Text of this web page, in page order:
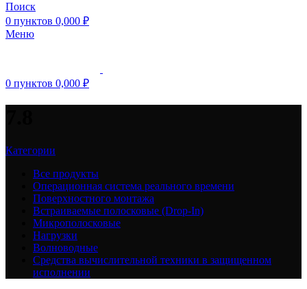
Поиск
0 пунктов 0,000 ₽
Меню
0 пунктов 0,000 ₽
Категории
Все продукты
Операционная система реального времени
Поверхностного монтажа
Встраиваемые полосковые (Drop-In)
Микрополосковые
Нагрузки
Волноводные
Средства вычислительной техники в защищенном
исполнении